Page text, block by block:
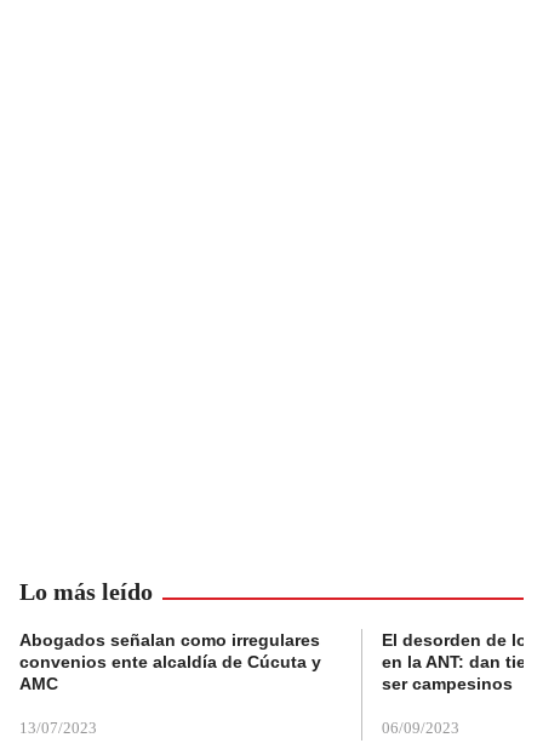
Lo más leído
Abogados señalan como irregulares
convenios ente alcaldía de Cúcuta y
AMC
13/07/2023
El desorden de
en la ANT: dan
ser campesinos
06/09/2023